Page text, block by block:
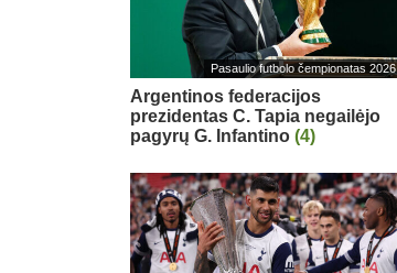
Pasaulio futbolo čempionatas 2026
Argentinos federacijos
prezidentas C. Tapia negailėjo
pagyrų G. Infantino (4)